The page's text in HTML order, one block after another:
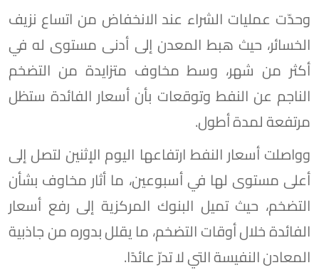
وحدّت عمليات الشراء عند الانخفاض من اتساع نزيف
الخسائر، حيث هبط المعدن إلى أدنى مستوى له في
أكثر من شهر، وسط مخاوف متزايدة من التضخم
الناجم عن النفط وتوقعات بأن أسعار الفائدة ستظل
مرتفعة لمدة أطول.
وواصلت أسعار النفط ارتفاعها اليوم الإثنين لتصل إلى
أعلى مستوى لها في أسبوعين، ما أثار مخاوف بشأن
التضخم، حيث تميل البنوك المركزية إلى رفع أسعار
الفائدة خلال أوقات التضخم، ما يقلل بدوره من جاذبية
المعادن النفيسة التي لا تدرّ عائدًا.